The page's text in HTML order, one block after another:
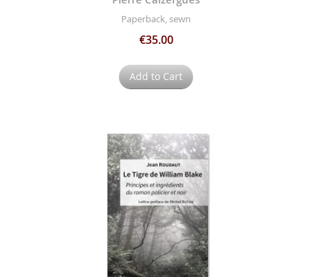
Paperback, sewn
€35.00
Add to Cart